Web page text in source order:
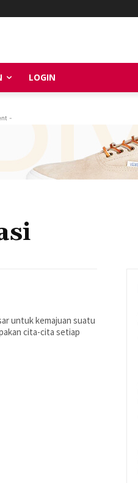
LOGIN
-
untuk kemajuan suatu
cita-cita setiap